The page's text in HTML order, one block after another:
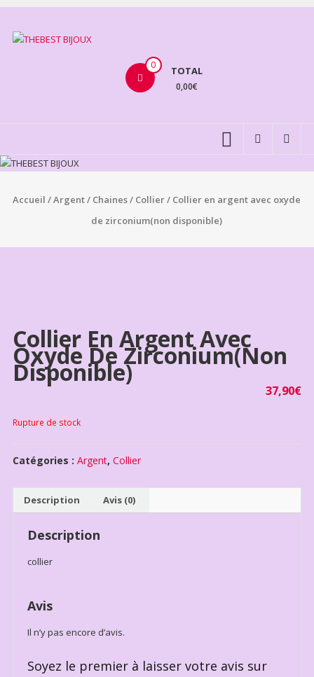
Aller
contenu
BIJOUX
0 TOTAL
0,00€
Accueil /Argent/ Chaines/ Collier/ Collier en argent avec oxyde
de zirconium(non disponible)
Collier En Argent Avec
Oxyde De Zirconium(non
Disponible)
37,90€
Rupture de stock
Catégories : Argent, Collier
Description Avis (0)
Description
collier
Avis
Il n’y pas encore d’avis.
Soyez le premier à laisser votre avis sur